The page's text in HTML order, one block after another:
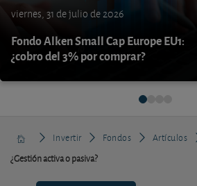
viernes, 31 de julio de 2026
Fondo Alken Small Cap Europe EU1:
¿cobro del 3% por comprar?
Invertir Fondos Artículos
¿Gestión activa o pasiva?